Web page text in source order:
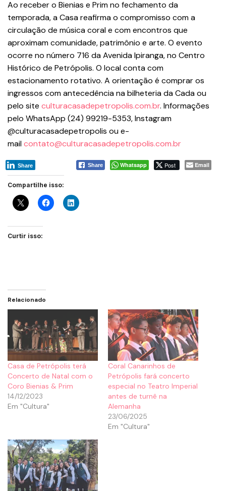
Ao receber o Bienias e Prim no fechamento da
temporada, a Casa reafirma o compromisso com a
circulação de música coral e com encontros que
aproximam comunidade, patrimônio e arte. O evento
ocorre no número 716 da Avenida Ipiranga, no Centro
Histórico de Petrópolis. O local conta com
estacionamento rotativo. A orientação é comprar os
ingressos com antecedência na bilheteria da Cada ou
pelo site culturacasadepetropolis.com.br. Informações
pelo WhatsApp (24) 99219-5353, Instagram
@culturacasadepetropolis ou e-
mailcontato@culturacasadepetropolis.com.br
Share Whatsapp Post Email
Share
Compartilhe isso:
Curtir isso:
Relacionado
Casa de Petrópolis terá
Concerto de Natal com o
Coro Bienias & Prim
14/12/2023
Em "Cultura"
Coral Canarinhos de
Petrópolis fará concerto
especial no Teatro Imperial
antes de turnê na
Alemanha
23/06/2025
Em "Cultura"